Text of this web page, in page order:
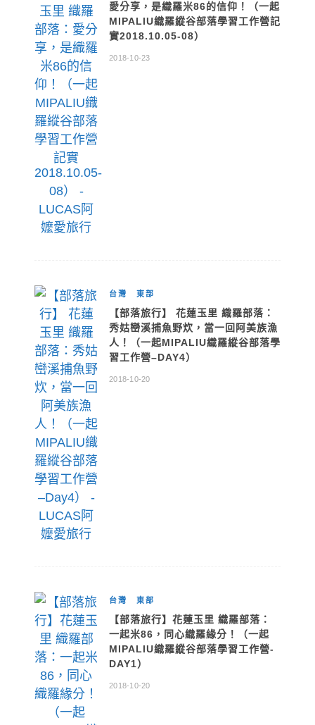
愛分享，是織羅米86的信仰！（一起
MIPALIU織羅縱谷部落學習工作營記
實2018.10.05-08）
2018-10-23
台灣 東部
【部落旅行】 花蓮玉里 織羅部落：
秀姑巒溪捕魚野炊，當一回阿美族漁
人！（一起MIPALIU織羅縱谷部落學
習工作營–DAY4）
2018-10-20
台灣 東部
【部落旅行】花蓮玉里 織羅部落：
一起米86，同心織羅緣分！（一起
MIPALIU織羅縱谷部落學習工作營-
DAY1）
2018-10-20